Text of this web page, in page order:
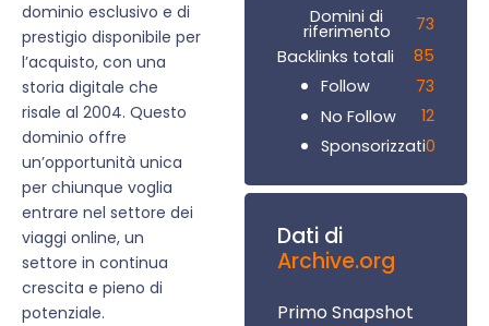
dominio esclusivo e di
prestigio disponibile per
l’acquisto, con una
storia digitale che
risale al 2004. Questo
dominio offre
un’opportunità unica
per chiunque voglia
entrare nel settore dei
viaggi online, un
settore in continua
crescita e pieno di
potenziale.
Domini di
riferimento
73
Backlinks totali
85
Follow
73
No Follow
12
Sponsorizzati0
Dati di
Archive.org
Primo Snapshot